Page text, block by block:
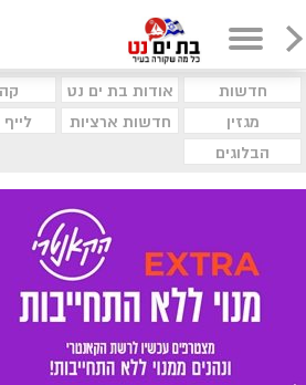
חדשות אודות בת ים נט
מגזין
חדשות ארציות
הבלוגים